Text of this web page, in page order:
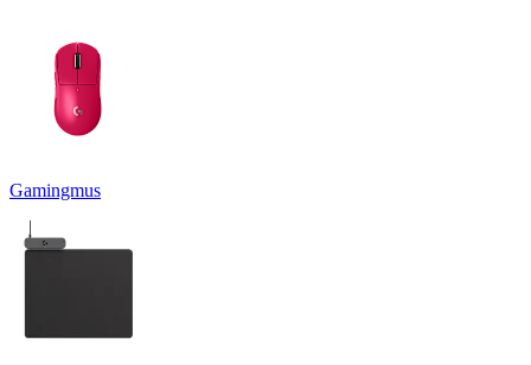
Gamingmus